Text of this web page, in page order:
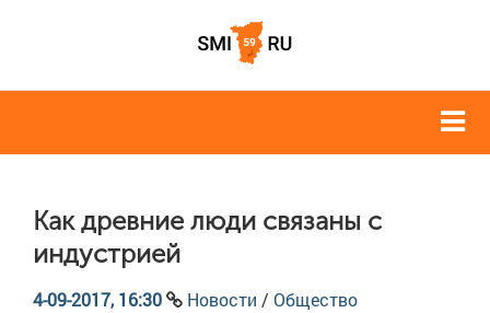
Как древние люди связаны с
индустрией
4-09-2017, 16:30 Новости / Общество